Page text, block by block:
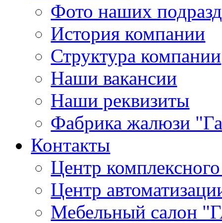
Фото наших
История компании
Структура компании
Наши вакансии
Наши реквизиты
Фабрика жалюзи
Контакты
Центр
Центр
Мебельный салон